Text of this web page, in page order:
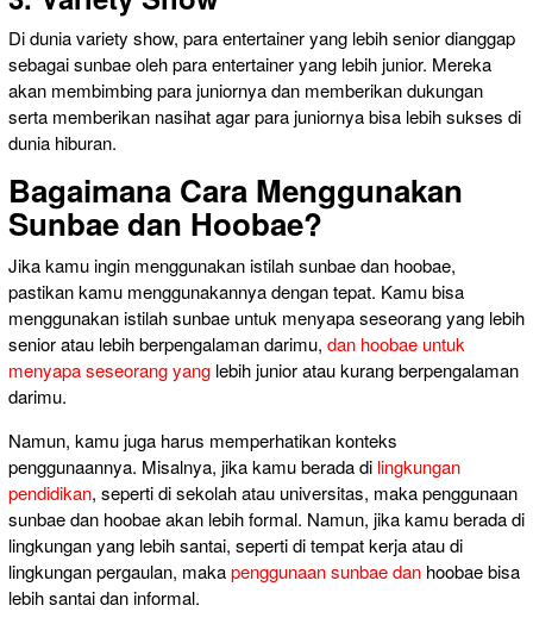
Di dunia variety show, para entertainer yang lebih senior dianggap
sebagai sunbae oleh para entertainer yang lebih junior. Mereka
akan membimbing para juniornya dan memberikan dukungan
serta memberikan nasihat agar para juniornya bisa lebih sukses di
dunia hiburan.
Bagaimana Cara Menggunakan
Sunbae dan Hoobae?
Jika kamu ingin menggunakan istilah sunbae dan hoobae,
pastikan kamu menggunakannya dengan tepat. Kamu bisa
menggunakan istilah sunbae untuk menyapa seseorang yang lebih
senior atau lebih berpengalaman darimu, dan hoobae untuk
menyapa seseorang yang lebih junior atau kurang berpengalaman
darimu.
Namun, kamu juga harus memperhatikan konteks
penggunaannya. Misalnya, jika kamu berada di lingkungan
pendidikan, seperti di sekolah atau universitas, maka penggunaan
sunbae dan hoobae akan lebih formal. Namun, jika kamu berada di
lingkungan yang lebih santai, seperti di tempat kerja atau di
lingkungan pergaulan, makapenggunaan sunbae dan hoobae bisa
lebih santai dan informal.